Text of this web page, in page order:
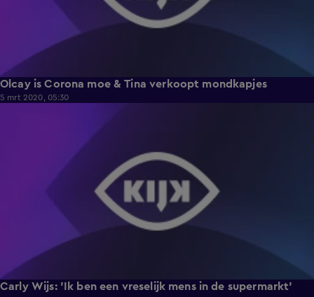
Olcay is Corona moe & Tina verkoopt mondkapjes
5 mrt 2020, 05:30
Carly Wijs: 'Ik ben een vreselijk mens in de supermarkt'